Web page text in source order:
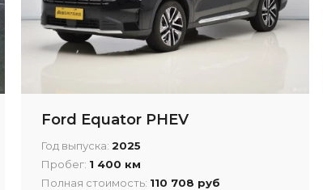
Ford Equator PHEV
Год выпуска: 2025
Пробег: 1 400 км
Полная стоимость: 110 708 руб